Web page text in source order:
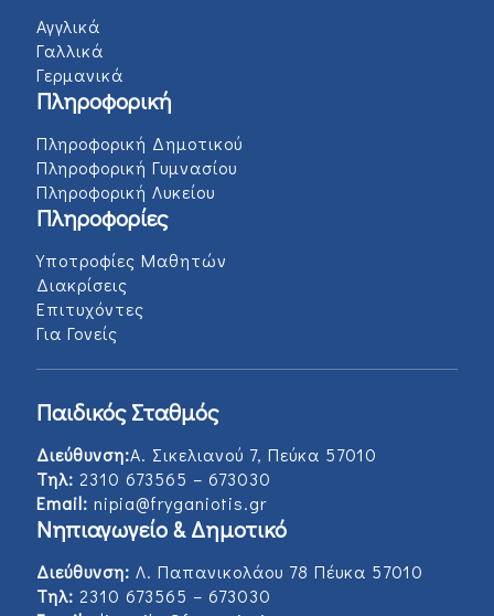
Αγγλικά
Γαλλικά
Γερμανικά
Πληροφορική
Πληροφορική Δημοτικού
Πληροφορική Γυμνασίου
Πληροφορική Λυκείου
Πληροφορίες
Υποτροφίες Μαθητών
Διακρίσεις
Επιτυχόντες
Για Γονείς
Παιδικός Σταθμός
Διεύθυνση:Α. Σικελιανού 7, Πεύκα 57010
Τηλ: 2310 673565 – 673030
Email: nipia@fryganiotis.gr
Νηπιαγωγείο & Δημοτικό
Διεύθυνση: Λ. Παπανικολάου 78 Πέυκα 57010
Τηλ: 2310 673565 – 673030